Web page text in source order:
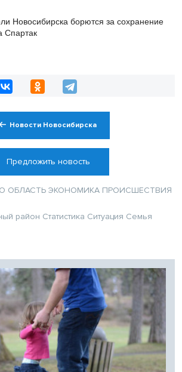
Новосибирска борются за сохранение
Спартак
Новости Новосибирска
Предложить новость
ОБЛАСТЬ ЭКОНОМИКА ПРОИСШЕСТВИЯ
район Статистика Ситуация Семья